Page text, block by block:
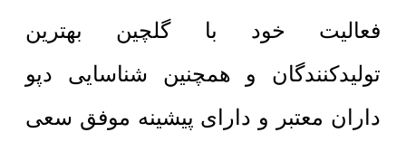
فعالیت خود با گلچین بهترین
تولیدکنندگان و همچنین شناسایی دپو
داران معتبر و دارای پیشینه موفق سعی